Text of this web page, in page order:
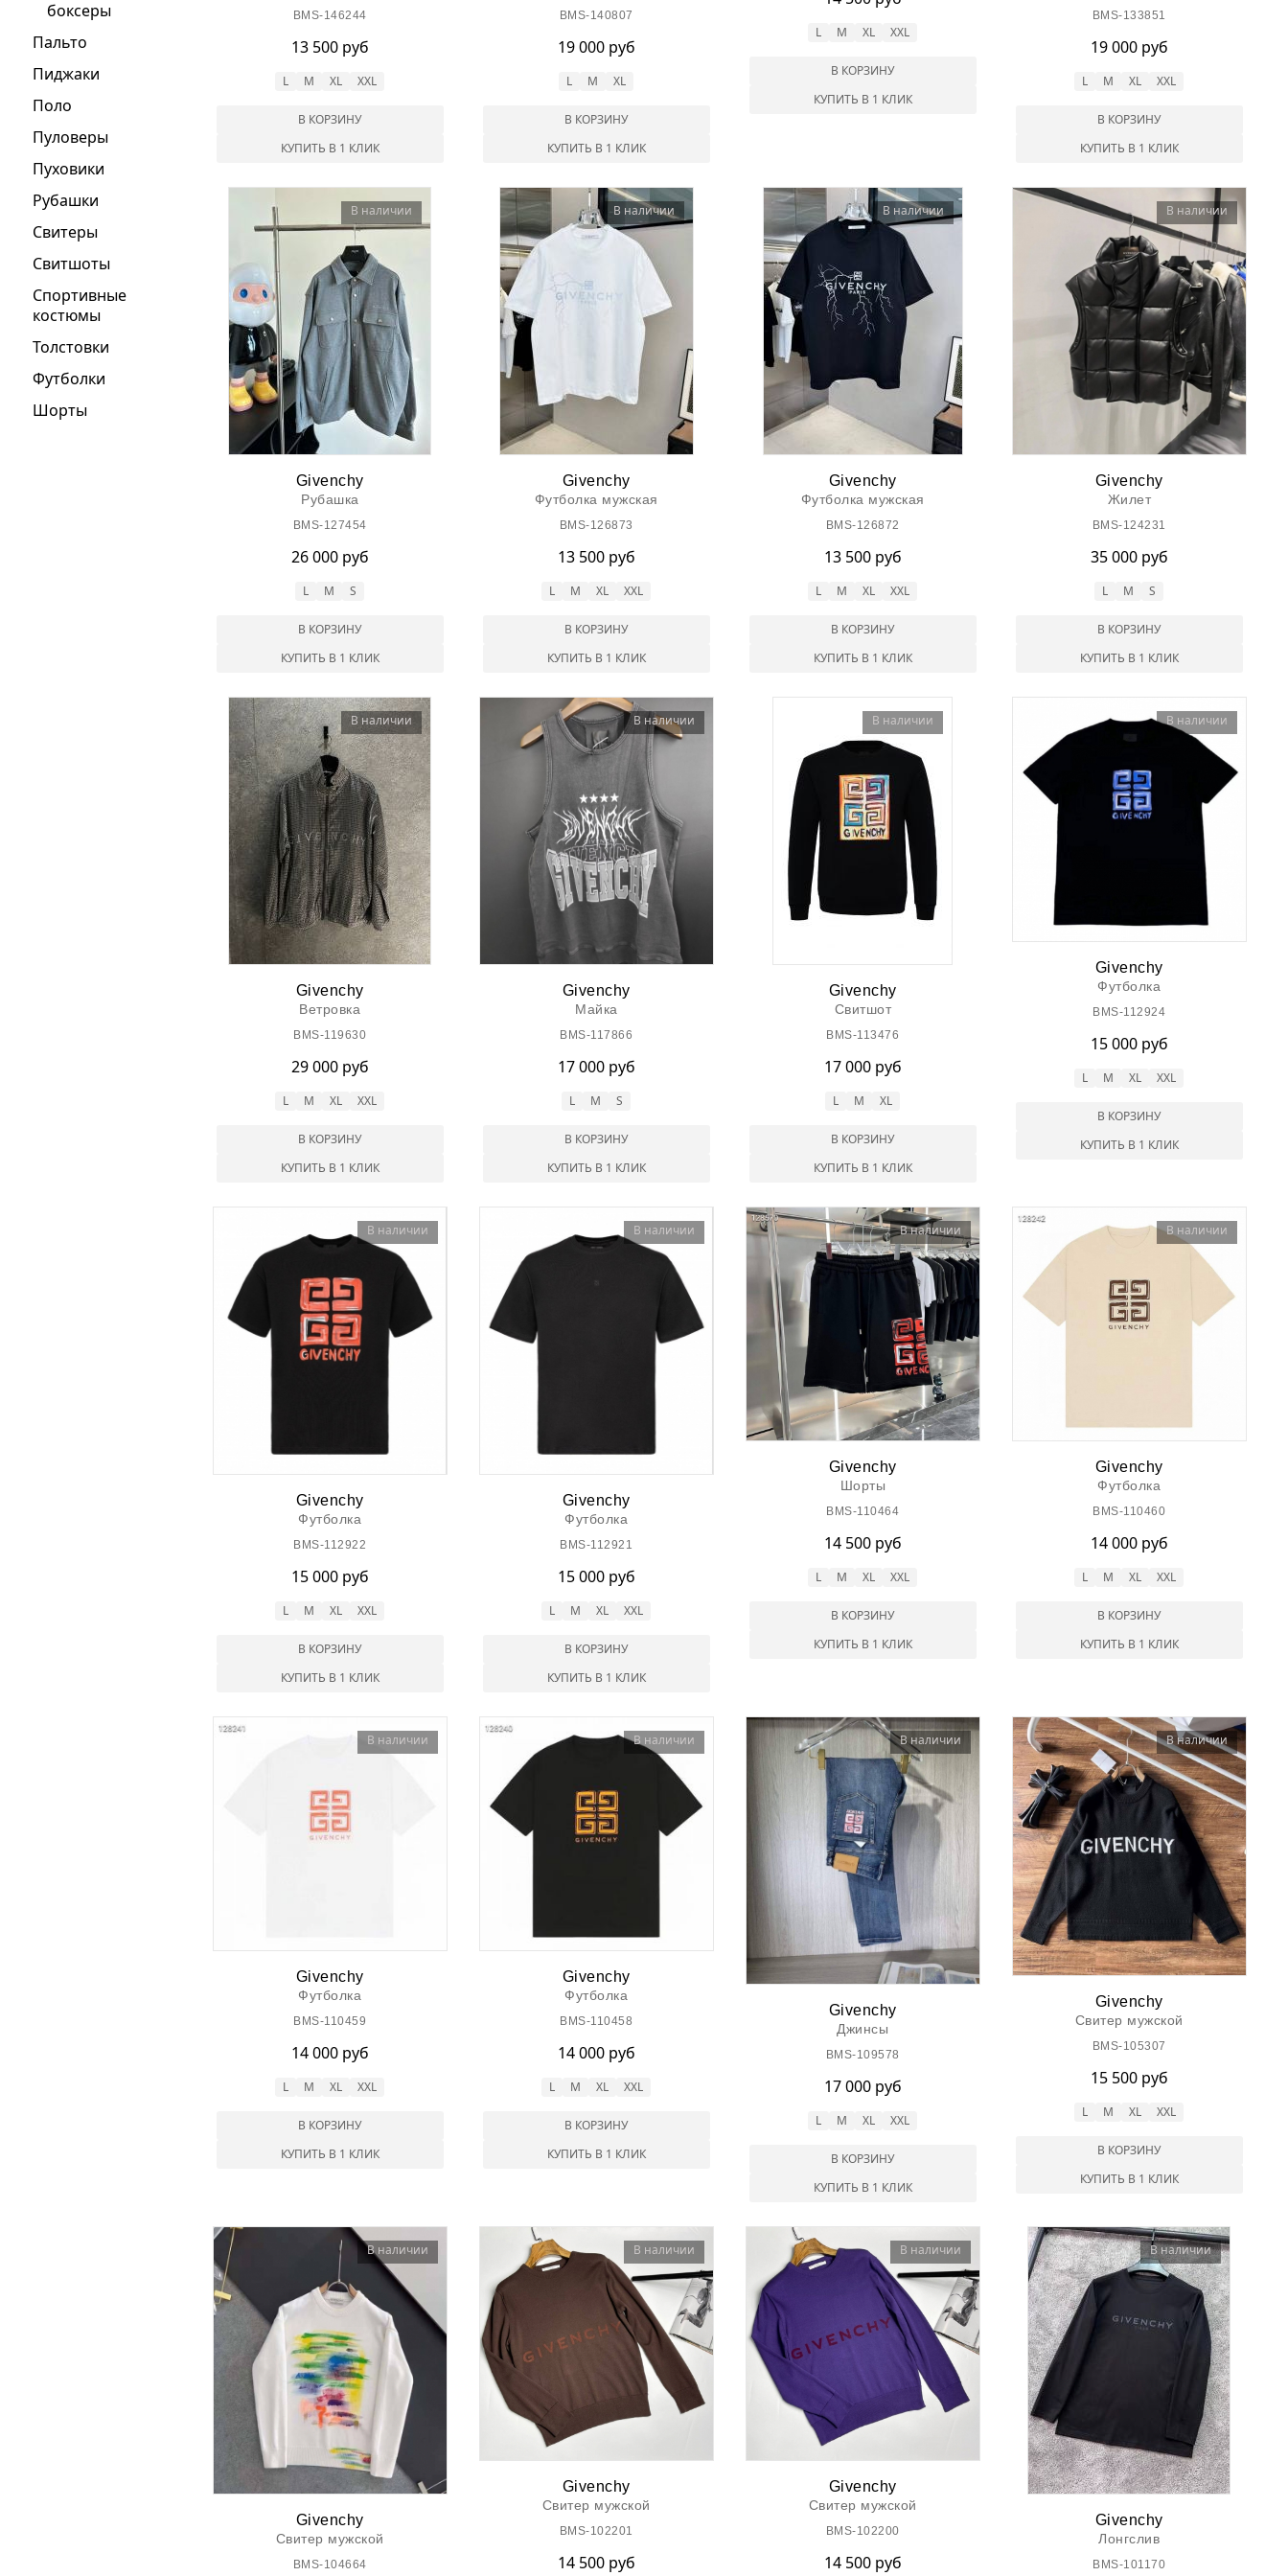
боксеры
Пальто
Пиджаки
Поло
Пуловеры
Пуховики
Рубашки
Свитеры
Свитшоты
Спортивные
костюмы
Толстовки
Футболки
Шорты
BMS-146244
13 500 руб
L M XL XXL
В КОРЗИНУ
КУПИТЬ В 1 КЛИК
BMS-140807
19 000 руб
L M XL
В КОРЗИНУ
КУПИТЬ В 1 КЛИК
L M XL XXL
В КОРЗИНУ
КУПИТЬ В 1 КЛИК
BMS-133851
19 000 руб
L M XL XXL
В КОРЗИНУ
КУПИТЬ В 1 КЛИК
В наличии
Givenchy
Рубашка
BMS-127454
26 000 руб
L M S
В КОРЗИНУ
КУПИТЬ В 1 КЛИК
В наличии
Givenchy
Футболка мужская
BMS-126873
13 500 руб
L M XL XXL
В КОРЗИНУ
КУПИТЬ В 1 КЛИК
В наличии
Givenchy
Футболка мужская
BMS-126872
13 500 руб
L M XL XXL
В КОРЗИНУ
КУПИТЬ В 1 КЛИК
В наличии
Givenchy
Жилет
BMS-124231
35 000 руб
L M S
В КОРЗИНУ
КУПИТЬ В 1 КЛИК
В наличии
Givenchy
Ветровка
BMS-119630
29 000 руб
L M XL XXL
В КОРЗИНУ
КУПИТЬ В 1 КЛИК
В наличии
Givenchy
Майка
BMS-117866
17 000 руб
L M S
В КОРЗИНУ
КУПИТЬ В 1 КЛИК
В наличии
Givenchy
Свитшот
BMS-113476
17 000 руб
L M XL
В КОРЗИНУ
КУПИТЬ В 1 КЛИК
В наличии
Givenchy
Футболка
BMS-112924
15 000 руб
L M XL XXL
В КОРЗИНУ
КУПИТЬ В 1 КЛИК
В наличии
Givenchy
Футболка
BMS-112922
15 000 руб
L M XL XXL
В КОРЗИНУ
КУПИТЬ В 1 КЛИК
В наличии
Givenchy
Футболка
BMS-112921
15 000 руб
L M XL XXL
В КОРЗИНУ
КУПИТЬ В 1 КЛИК
В наличии
Givenchy
Шорты
BMS-110464
14 500 руб
L M XL XXL
В КОРЗИНУ
КУПИТЬ В 1 КЛИК
В наличии
Givenchy
Футболка
BMS-110460
14 000 руб
L M XL XXL
В КОРЗИНУ
КУПИТЬ В 1 КЛИК
В наличии
Givenchy
Футболка
BMS-110459
14 000 руб
L M XL XXL
В КОРЗИНУ
КУПИТЬ В 1 КЛИК
В наличии
Givenchy
Футболка
BMS-110458
14 000 руб
L M XL XXL
В КОРЗИНУ
КУПИТЬ В 1 КЛИК
В наличии
Givenchy
Джинсы
BMS-109578
17 000 руб
L M XL XXL
В КОРЗИНУ
КУПИТЬ В 1 КЛИК
В наличии
Givenchy
Свитер мужской
BMS-105307
15 500 руб
L M XL XXL
В КОРЗИНУ
КУПИТЬ В 1 КЛИК
В наличии
Givenchy
Свитер мужской
BMS-104664
В наличии
Givenchy
Свитер мужской
BMS-102201
14 500 руб
В наличии
Givenchy
Свитер мужской
BMS-102200
14 500 руб
В наличии
Givenchy
Лонгслив
BMS-101170